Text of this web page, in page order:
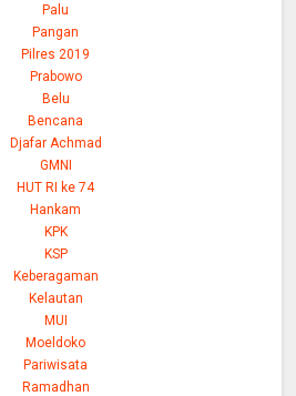
Palu
Pangan
Pilres 2019
Prabowo
Belu
Bencana
Djafar Achmad
GMNI
HUT RI ke 74
Hankam
KPK
KSP
Keberagaman
Kelautan
MUI
Moeldoko
Pariwisata
Ramadhan